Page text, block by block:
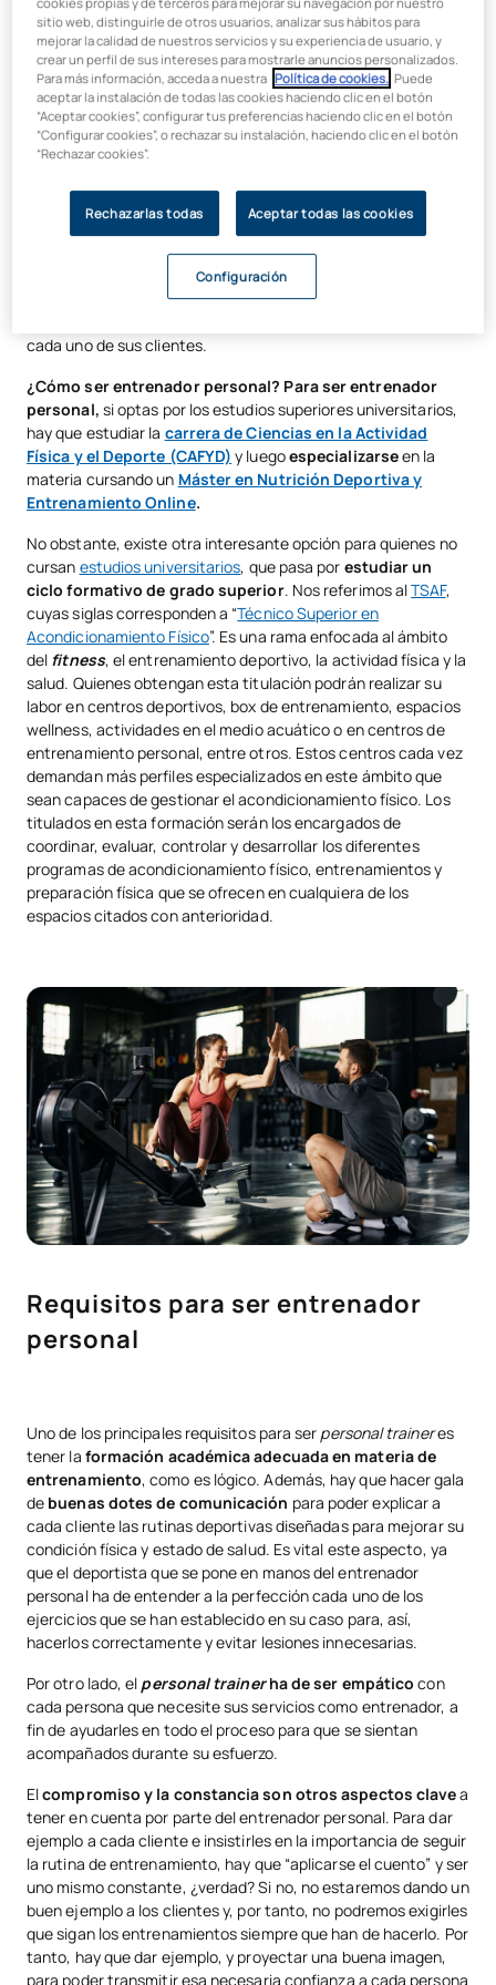
y establecer las rutinas de entrenamientos que son más
adecuadas para cada tipo de personas? Si compartes alguna
de estas aspiraciones en la vida, denota tuespecial
vocación por ser entrenador personal.
En este post,nos centramos en los requisitos para ser
entrenador personal y en qué hay que estudiar para
lograrlo. Ejerciendo esta profesión lograrás ayudar a cada
cliente amejorarsuestado de saludpracticando ejercicios
acordes a sus objetivos, complexión y estado físico.
Y es que un entrenador personal es un perfil profesional del
, cualificado en actividad física, que prescribe
ejercicios, motiva y fija metas de forma individualizada,
cada uno de sus clientes.
¿Cómo ser entrenador personal? Para ser entrenador
personal, si optas por los estudios superiores universitarios,
hay que estudiar la carrera de Ciencias en la Actividad
Física y el Deporte (CAFYD) y luegoespecializarseen la
materia cursando un Máster en Nutrición Deportiva y
Entrenamiento Online.
No obstante, existe otra interesante opción para quienes no
cursan estudios universitarios, que pasa por estudiar un
ciclo formativo de grado superior. Nos referimos alTSAF,
cuyas siglas corresponden a “Técnico Superior en
Acondicionamiento Físico”. Es una rama enfocada al ámbito
del fitness, el entrenamiento deportivo, la actividad física y la
salud. Quienes obtengan esta titulación podrán realizar su
labor en centros deportivos, box de entrenamiento, espacios
wellness, actividades en el medio acuático o en centros de
entrenamiento personal, entre otros. Estos centros cada vez
demandan más perfiles especializados en este ámbito que
sean capaces de gestionar el acondicionamiento físico. Los
titulados en esta formación serán los encargados de
coordinar, evaluar, controlar y desarrollar los diferentes
programas de acondicionamiento físico, entrenamientos y
preparación física que se ofrecen en cualquiera de los
espacios citados con anterioridad.
Requisitos para ser entrenador
personal
Uno de los principales requisitos para ser personal traineres
tener la formación académica adecuada en materia de
entrenamiento, como es lógico. Además, hay que hacer gala
de buenas dotes de comunicación para poder explicar a
cada cliente las rutinas deportivas diseñadas para mejorar su
condición física y estado de salud. Es vital este aspecto, ya
que el deportista que se pone en manos del entrenador
personal ha de entender a la perfección cada uno de los
ejercicios que se han establecido en su caso para, así,
hacerlos correctamente y evitar lesiones innecesarias.
Por otro lado, el personal trainerha de ser empático con
cada persona que necesite sus servicios como entrenador, a
fin de ayudarles en todo el proceso para que se sientan
acompañados durante su esfuerzo.
Elcompromiso y la constancia son otros aspectos clavea
tener en cuenta por parte del entrenador personal. Para dar
ejemplo a cada cliente e insistirles en la importancia de seguir
la rutina de entrenamiento, hay que “aplicarse el cuento” y ser
uno mismo constante, ¿verdad? Si no, no estaremos dando un
buen ejemplo a los clientes y, por tanto, no podremos exigirles
que sigan los entrenamientos siempre que han de hacerlo. Por
tanto, hay que dar ejemplo, y proyectar una buena imagen,
para poder transmitir esa necesaria confianza a cada persona
sitio web, distinguirle de otros usuarios, analizar sus hábitos para
mejorar la calidad de nuestros servicios y su experiencia de usuario, y
crear un perfil de sus intereses para mostrarle anuncios personalizados.
Para más información, acceda a nuestra Política de cookies. . Puede
aceptar la instalación de todas las cookies haciendo clic en el botón
“Aceptar cookies”, configurar tus preferencias haciendo clic en el botón
“Configurar cookies”, o rechazar su instalación, haciendo clic en el botón
“Rechazar cookies”.
Rechazarlas todas Aceptar todas las cookies
Configuración